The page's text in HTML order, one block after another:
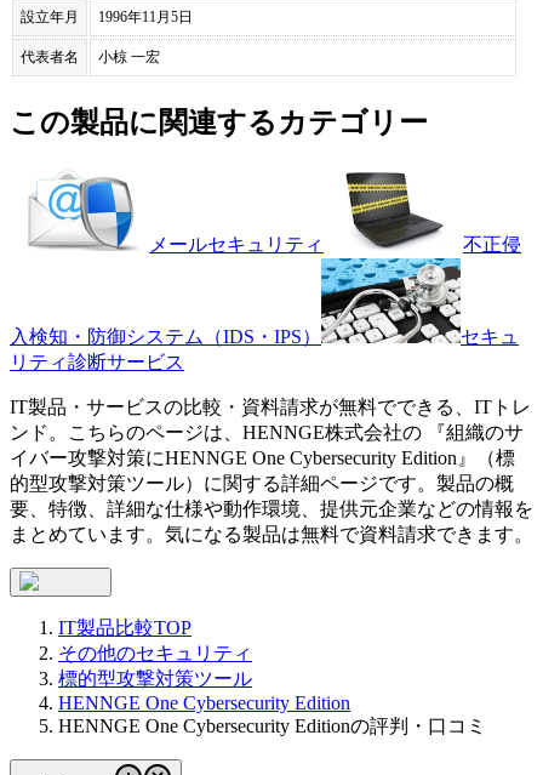
設立年月 1996年11月5日
代表者名 小椋 一宏
この製品に関連するカテゴリー
メールセキュリティ 不正侵
入検知・防御システム（IDS・IPS）
セキュ
リティ診断サービス
IT製品・サービスの比較・資料請求が無料でできる、ITトレ
ンド。こちらのページは、 HENNGE株式会社の 『組織のサ
イバー攻撃対策にHENNGE One Cybersecurity Edition 』（標
的型攻撃対策ツール）に関する詳細ページです。製品の概
要、特徴、詳細な仕様や動作環境、提供元企業などの情報を
まとめています。気になる製品は無料で資料請求できます。
IT製品比較TOP
その他のセキュリティ
標的型攻撃対策ツール
HENNGE One Cybersecurity Edition
HENNGE One Cybersecurity Editionの評判・口コミ